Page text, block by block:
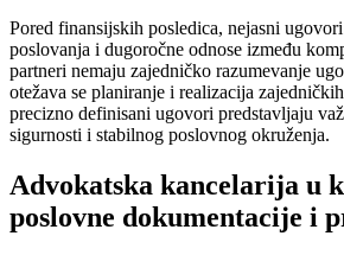
Pored finansijskih posledica, nejasni
poslovanja i dugoročne odnose između
partneri nemaju zajedničko razumevanje
otežava se planiranje i realizacija
precizno definisani ugovori predstavljaju
sigurnosti i stabilnog poslovnog okruženja.
Advokatska kancelarija u
poslovne dokumentacije i